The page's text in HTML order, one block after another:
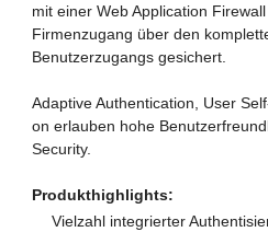
mit einer Web Application
Firmenzugang über den
Benutzerzugangs gesichert.
Adaptive Authentication, User
on erlauben hohe
Security.
Produkthighlights:
Vielzahl integrierter